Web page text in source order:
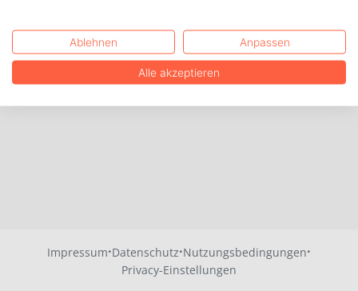
Impressum·Datenschutz·Nutzungsbedingungen·
Privacy-Einstellungen
Ablehnen Anpassen
Alle akzeptieren